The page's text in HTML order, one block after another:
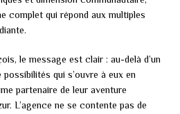
complet qui répond aux multiples
le message est clair : au-delà d’un
qui s’ouvre à eux en
partenaire de leur aventure
L’agence ne se contente pas de